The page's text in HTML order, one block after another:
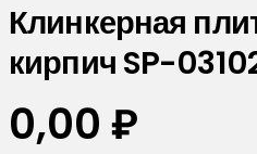
Клинкерная
кирпич SP-
0,00 ₽